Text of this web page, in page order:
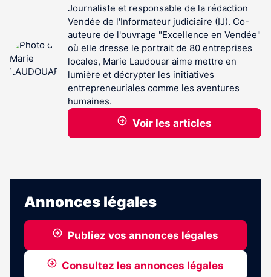
Journaliste et responsable de la rédaction
Vendée de l'Informateur judiciaire (IJ). Co-
auteure de l'ouvrage "Excellence en Vendée"
où elle dresse le portrait de 80 entreprises
locales, Marie Laudouar aime mettre en
lumière et décrypter les initiatives
entrepreneuriales comme les aventures
humaines.
Voir les articles
Annonces légales
Publiez vos annonces légales
Consultez les annonces légales